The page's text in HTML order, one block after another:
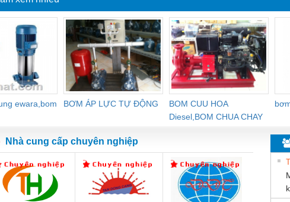
ewara,bom
BƠM ÁP LỰC TỰ ĐỘNG
BOM CUU HOA
Diesel,BOM CHUA CHAY
Nhà cung cấp chuyên nghiệp